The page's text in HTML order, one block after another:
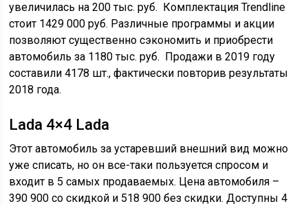
увеличилась на 200 тыс. руб. Комплектация Trendline
стоит 1429 000 руб. Различные программы и акции
позволяют существенно сэкономить и приобрести
автомобиль за 1180 тыс. руб. Продажи в 2019 году
составили 4178 шт., фактически повторив результаты
2018 года.
Lada 4×4 Lada
Этот автомобиль за устаревший внешний вид можно
уже списать, но он все-таки пользуется спросом и
входит в 5 самых продаваемых. Цена автомобиля –
390 900 со скидкой и 518 900 без скидки. Доступны 4